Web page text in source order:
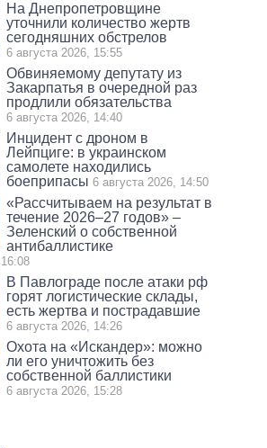
На Днепропетровщине
уточнили количество жертв
сегодняшних обстрелов
6 августа 2026, 15:55
Обвиняемому депутату из
Закарпатья в очередной раз
продлили обязательства
6 августа 2026, 14:40
Инцидент с дроном в
Лейпциге: в украинском
самолете находились
боеприпасы 6 августа 2026, 14:50
«Рассчитываем на результат в
течение 2026–27 годов» –
Зеленский о собственной
антибаллистике
В Павлограде после атаки рф
горят логистические склады,
есть жертва и пострадавшие
6 августа 2026, 14:26
Охота на «Искандер»: можно
ли его уничтожить без
собственной баллистики
6 августа 2026, 15:28